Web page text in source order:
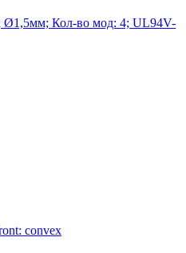
Ø1,5мм; Кол-во мод: 4; UL94V-
convex